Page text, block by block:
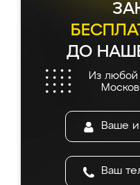
ДО
Из любой